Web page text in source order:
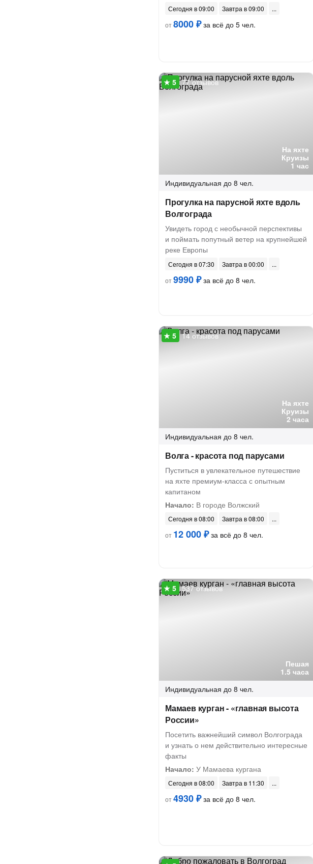
Сегодня в 09:00
Завтра в 09:00
от8000 ₽за всё до 5 чел.
На яхте
Круизы
1 час
77 отзывов
Индивидуальная до 8 чел.
Прогулка на парусной яхте вдоль
Волгограда
Увидеть город с необычной перспективы
и поймать попутный ветер на крупнейшей
реке Европы
Сегодня в 07:30
Завтра в 00:00
от9990 ₽за всё до 8 чел.
На яхте
Круизы
2 часа
14 отзывов
Индивидуальная до 8 чел.
Волга - красота под парусами
Пуститься в увлекательное путешествие
на яхте премиум-класса с опытным
капитаном
Начало: В городе Волжский
Сегодня в 08:00
Завтра в 08:00
от 12 000 ₽за всё до 8 чел.
Пешая
1.5 часа
537 отзывов
Индивидуальная до 8 чел.
Мамаев курган - «главная высота
России»
Посетить важнейший символ Волгограда
и узнать о нем действительно интересные
факты
Начало: У Мамаева кургана
Сегодня в 08:00
Завтра в 11:30
от4930 ₽за всё до 8 чел.